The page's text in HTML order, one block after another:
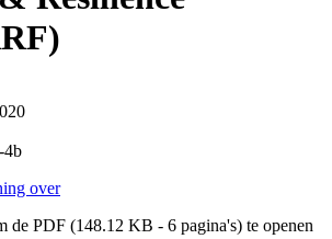
4b
over
de PDF (148.12 KB - 6 pagina's) te openen